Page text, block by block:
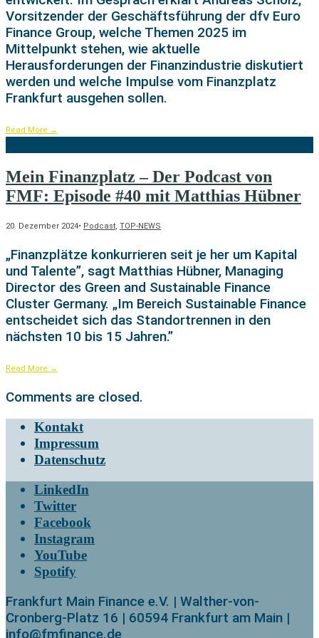
Vorsitzender der Geschäftsführung der dfv Euro
Finance Group, welche Themen 2025 im
Mittelpunkt stehen, wie aktuelle
Herausforderungen der Finanzindustrie diskutiert
werden und welche Impulse vom Finanzplatz
Frankfurt ausgehen sollen.
Read More →
Mein Finanzplatz – Der Podcast von
FMF: Episode #40 mit Matthias Hübner
20. Dezember 2024• Podcast, TOP-NEWS
„Finanzplätze konkurrieren seit je her um Kapital
und Talente”, sagt Matthias Hübner, Managing
Director des Green and Sustainable Finance
Cluster Germany. „Im Bereich Sustainable Finance
entscheidet sich das Standortrennen in den
nächsten 10 bis 15 Jahren.”
Read More →
Comments are closed.
Kontakt
Impressum
Datenschutz
LinkedIn
Twitter
Facebook
Instagram
YouTube
Spotify
Frankfurt Main Finance e.V. | Walther-von-
Cronberg-Platz 16 | 60594 Frankfurt am Main |
info@fmfinance.de